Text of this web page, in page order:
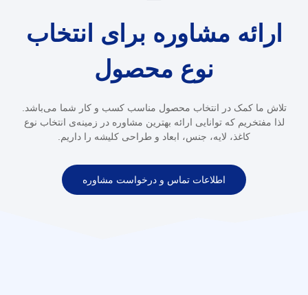
ارائه مشاوره برای انتخاب
نوع محصول
تلاش ما کمک در انتخاب محصول مناسب کسب و کار شما می‌باشد.
لذا مفتخریم که توانایی ارائه بهترین مشاوره در زمینه‌ی انتخاب نوع
کاغذ، لایه، جنس، ابعاد و طراحی کلیشه را داریم.
اطلاعات تماس و درخواست مشاوره